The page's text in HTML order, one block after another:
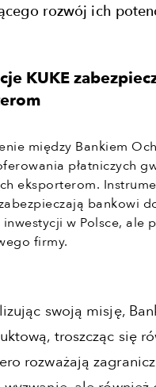
rozwój ich
KUKE
między Bankiem
płatniczych
eksporterom.
bankowi
w Polsce, ale
firmy.
swoją misję,
troszcząc się
rozważają